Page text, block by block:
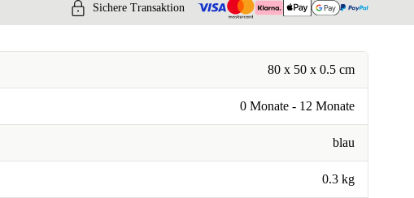
Sichere Transaktion
80 x 50 x 0.5 cm
0 Monate - 12 Monate
blau
0.3 kg